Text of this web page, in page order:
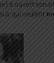
a ouvert son
qui veulent